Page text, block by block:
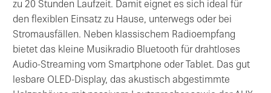
zu 20 Stunden Laufzeit. Damit eignet es sich ideal für
den flexiblen Einsatz zu Hause, unterwegs oder bei
Stromausfällen. Neben klassischem Radioempfang
bietet das kleine Musikradio Bluetooth für drahtloses
Audio-Streaming vom Smartphone oder Tablet. Das gut
lesbare OLED-Display, das akustisch abgestimmte